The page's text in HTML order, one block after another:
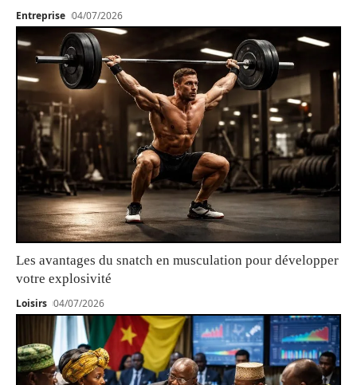
Entreprise 04/07/2026
Les avantages du snatch en musculation pour développer
votre explosivité
Loisirs 04/07/2026